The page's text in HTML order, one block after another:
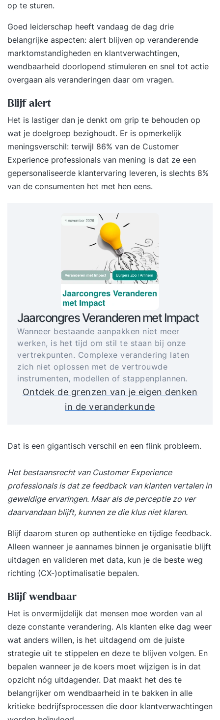
op te sturen.
Goed leiderschap heeft vandaag de dag drie
belangrijke aspecten: alert blijven op veranderende
marktomstandigheden en klantverwachtingen,
wendbaarheid doorlopend stimuleren en snel tot actie
overgaan als veranderingen daar om vragen.
Blijf alert
Het is lastiger dan je denkt om grip te behouden op
wat je doelgroep bezighoudt. Er is opmerkelijk
meningsverschil: terwijl 86% van de Customer
Experience professionals van mening is dat ze een
gepersonaliseerde klantervaring leveren, is slechts 8%
van de consumenten het met hen eens.
Jaarcongres Veranderen met Impact
Wanneer bestaande aanpakken niet meer
werken, is het tijd om stil te staan bij onze
vertrekpunten. Complexe verandering laten
zich niet oplossen met de vertrouwde
instrumenten, modellen of stappenplannen.
Ontdek de grenzen van je eigen denken
in de veranderkunde
Dat is een gigantisch verschil en een flink probleem.
Het bestaansrecht van Customer Experience
professionals is dat ze feedback van klanten vertalen in
geweldige ervaringen. Maar als de perceptie zo ver
daarvandaan blijft, kunnen ze die klus niet klaren.
Blijf daarom sturen op authentieke en tijdige feedback.
Alleen wanneer je aannames binnen je organisatie blijft
uitdagen en valideren met data, kun je de beste weg
richting (CX-)optimalisatie bepalen.
Blijf wendbaar
Het is onvermijdelijk dat mensen moe worden van al
deze constante verandering. Als klanten elke dag weer
wat anders willen, is het uitdagend om de juiste
strategie uit te stippelen en deze te blijven volgen. En
bepalen wanneer je de koers moet wijzigen is in dat
opzicht nóg uitdagender. Dat maakt het des te
belangrijker om wendbaarheid in te bakken in alle
kritieke bedrijfsprocessen die door klantverwachtingen